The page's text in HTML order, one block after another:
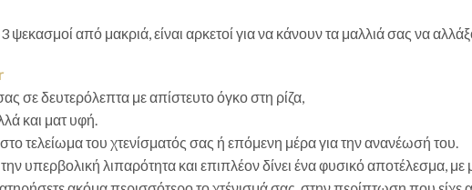
ψεκασμοί από μακριά, είναι αρκετοί για να κάνουν τα μαλλιά σας να
σε δευτερόλεπτα με απίστευτο όγκο στη ρίζα,
και ματ υφή.
τελείωμα του χτενίσματός σας ή επόμενη μέρα για την ανανέωσή του.
υπερβολική λιπαρότητα και επιπλέον δίνει ένα φυσικό αποτέλεσμα, με